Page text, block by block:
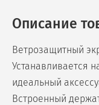
Описание
Ветрозащитный
Устанавливается
идеальный
Встроенный